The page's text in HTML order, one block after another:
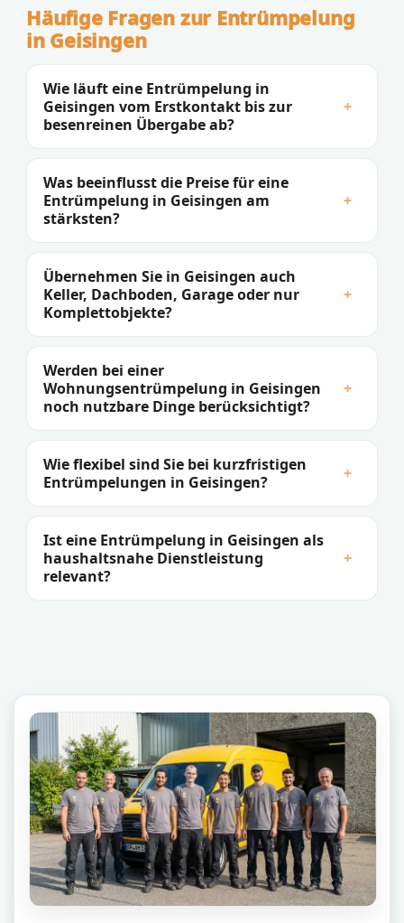
Häufige Fragen zur Entrümpelung
in Geisingen
Wie läuft eine Entrümpelung in
Geisingen vom Erstkontakt bis zur
besenreinen Übergabe ab?
+
Was beeinflusst die Preise für eine
Entrümpelung in Geisingen am
stärksten?
+
Übernehmen Sie in Geisingen auch
Keller, Dachboden, Garage oder nur
Komplettobjekte?
+
Werden bei einer
Wohnungsentrümpelung in Geisingen
noch nutzbare Dinge berücksichtigt?
+
Wie flexibel sind Sie bei kurzfristigen
Entrümpelungen in Geisingen?
+
Ist eine Entrümpelung in Geisingen als
haushaltsnahe Dienstleistung
relevant?
+